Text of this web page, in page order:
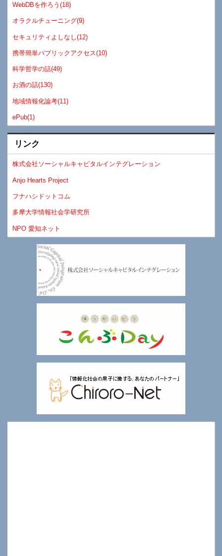
WebDBを作ろう(18)
オラクルチューニング(9)
セキュリティよしなし(12)
携帯簡単パブリックアクセス(10)
科学哲学の話(49)
お酒の話(130)
地域情報化論考(11)
ePub(1)
リンク
株式会社ソーシャルキャピタルインテグレーション
Anjo Hearts Project
フナハシドットコム
多摩大学情報社会学研究所
NPO 愛知ネット